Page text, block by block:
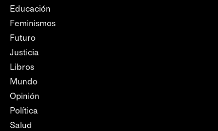
Educación
Feminismos
Futuro
Justicia
Libros
Mundo
Opinión
Política
Salud